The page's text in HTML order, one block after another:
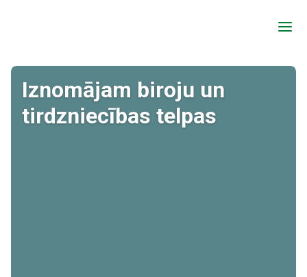
a
Iznomājam biroju un
tirdzniecības telpas